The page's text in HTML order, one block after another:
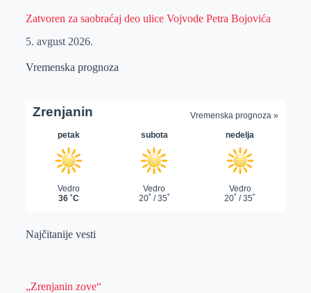
Zatvoren za saobraćaj deo ulice Vojvode Petra Bojovića
5. avgust 2026.
Vremenska prognoza
Najčitanije vesti
„Zrenjanin zove“